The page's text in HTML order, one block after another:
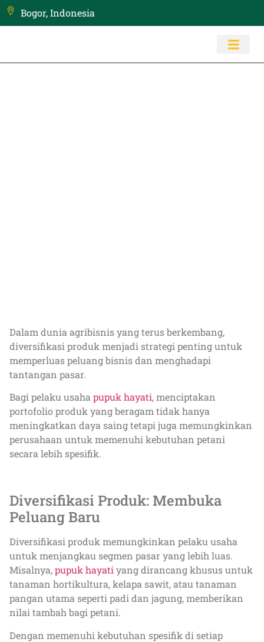
Bogor, Indonesia
Dalam dunia agribisnis yang terus berkembang,
diversifikasi produk menjadi strategi penting untuk
memperluas peluang bisnis dan menghadapi
tantangan pasar.
Bagi pelaku usahapupuk hayati, menciptakan
portofolio produk yang beragam tidak hanya
meningkatkan daya saing tetapi juga memungkinkan
perusahaan untuk memenuhi kebutuhan petani
secara lebih spesifik.
Diversifikasi Produk: Membuka
Peluang Baru
Diversifikasi produk memungkinkan pelaku usaha
untuk menjangkau segmen pasar yang lebih luas.
Misalnya,pupuk hayati yang dirancang khusus untuk
tanaman hortikultura, kelapa sawit, atau tanaman
pangan utama seperti padi dan jagung, memberikan
nilai tambah bagi petani.
Dengan memenuhi kebutuhan spesifik di setiap